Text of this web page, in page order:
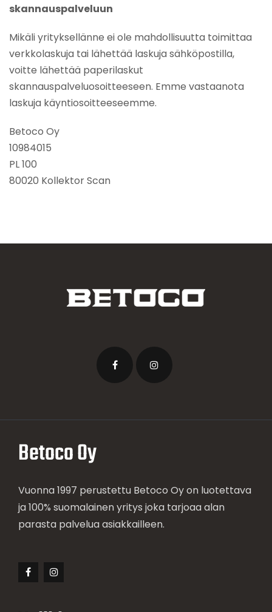
skannauspalveluun
Mikäli yrityksellänne ei ole mahdollisuutta toimittaa
verkkolaskuja tai lähettää laskuja sähköpostilla,
voitte lähettää paperilaskut
skannauspalveluosoitteeseen. Emme vastaanota
laskuja käyntiosoitteeseemme.
Betoco Oy
10984015
PL 100
80020 Kollektor Scan
Betoco Oy
Vuonna 1997 perustettu Betoco Oy on luotettava
ja 100% suomalainen yritys joka tarjoaa alan
parasta palvelua asiakkailleen.